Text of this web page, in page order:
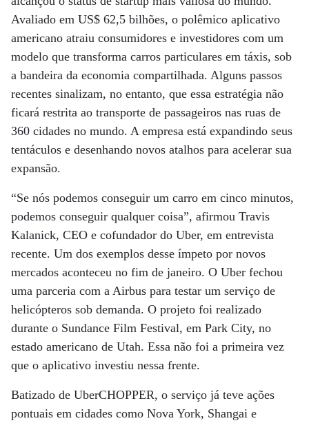
Avaliado em US$ 62,5 bilhões, o polêmico aplicativo
americano atraiu consumidores e investidores com um
modelo que transforma carros particulares em táxis, sob
a bandeira da economia compartilhada. Alguns passos
recentes sinalizam, no entanto, que essa estratégia não
ficará restrita ao transporte de passageiros nas ruas de
360 cidades no mundo. A empresa está expandindo seus
tentáculos e desenhando novos atalhos para acelerar sua
expansão.
“Se nós podemos conseguir um carro em cinco minutos,
podemos conseguir qualquer coisa”, afirmou Travis
Kalanick, CEO e cofundador do Uber, em entrevista
recente. Um dos exemplos desse ímpeto por novos
mercados aconteceu no fim de janeiro. O Uber fechou
uma parceria com a Airbus para testar um serviço de
helicópteros sob demanda. O projeto foi realizado
durante o Sundance Film Festival, em Park City, no
estado americano de Utah. Essa não foi a primeira vez
que o aplicativo investiu nessa frente.
Batizado de UberCHOPPER, o serviço já teve ações
pontuais em cidades como Nova York, Shangai e